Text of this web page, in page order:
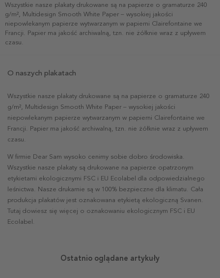
Wszystkie nasze plakaty drukowane są na papierze o gramaturze 240
g/m², Multidesign Smooth White Paper – wysokiej jakości
niepowlekanym papierze wytwarzanym w papierni Clairefontaine we
Francji. Papier ma jakość archiwalną, tzn. nie żółknie wraz z upływem
czasu.
O naszych plakatach
Wszystkie nasze plakaty drukowane są na papierze o gramaturze 240
g/m², Multidesign Smooth White Paper – wysokiej jakości
niepowlekanym papierze wytwarzanym w papierni Clairefontaine we
Francji. Papier ma jakość archiwalną, tzn. nie żółknie wraz z upływem
czasu.
W firmie Dear Sam wysoko cenimy sobie dobro środowiska.
Wszystkie nasze plakaty są drukowane na papierze opatrzonym
etykietami ekologicznymi FSC i EU Ecolabel dla odpowiedzialnego
leśnictwa. Nasze drukarnie są w 100% bezpieczne dla klimatu. Cała
produkcja plakatów jest oznakowana etykietą ekologiczną Svanen.
Tutaj dowiesz się więcej o oznakowaniu ekologicznym FSC i EU
Ecolabel.
Ostatnio oglądane artykuły